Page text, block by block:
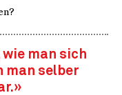
man sich
man selber